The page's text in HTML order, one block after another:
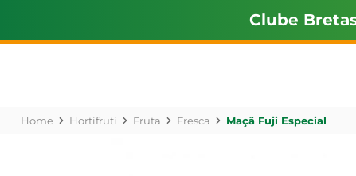
Clube
Hortifruti Fruta Fresca Maçã Fuji Especial